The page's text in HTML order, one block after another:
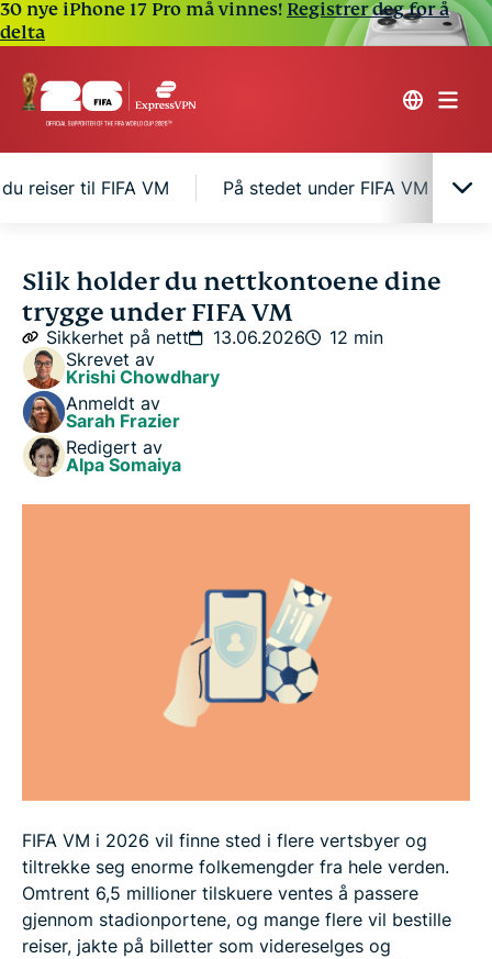
30 nye iPhone 17 Pro må vinnes! Registrer deg for å
delta
reiser til FIFA VM På stedet under FIFA VM
Cybertrusler du bør være på vakt mot
Før du reiser til FIFA VM
På stedet under FIFA VM
Hvis noe går galt
Slik holder du nettkontoene dine
trygge under FIFA VM
Sikkerhet på nett 13.06.2026
12 min
Skrevet av
Krishi Chowdhary
Anmeldt av
Sarah Frazier
Redigert av
Alpa Somaiya
FIFA VM i 2026 vil finne sted i flere vertsbyer og
tiltrekke seg enorme folkemengder fra hele verden.
Omtrent 6,5 millioner tilskuere ventes å passere
gjennom stadionportene, og mange flere vil bestille
reiser, jakte på billetter som videreselges og